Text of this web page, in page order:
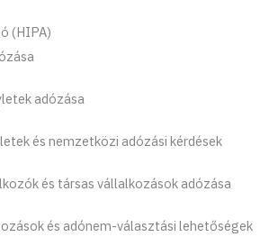
(HIPA)
adózása
és nemzetközi adózási kérdések
és társas vállalkozások adózása
és adónem-választási lehetőségek